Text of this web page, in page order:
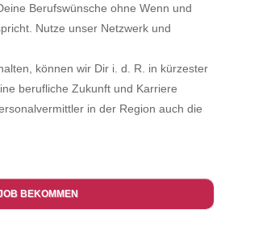
Berufswünsche ohne Wenn und
Nutze unser Netzwerk und
können wir Dir i. d. R. in kürzester
berufliche Zukunft und Karriere
in der Region auch die
BEKOMMEN